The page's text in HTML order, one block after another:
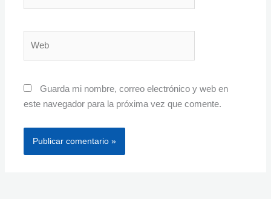
Guarda mi nombre, correo electrónico y web en
este navegador para la próxima vez que comente.